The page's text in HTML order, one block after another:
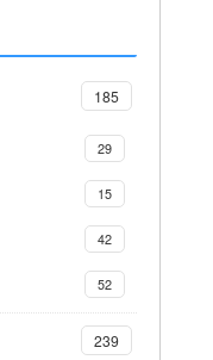
185
29
15
42
52
239